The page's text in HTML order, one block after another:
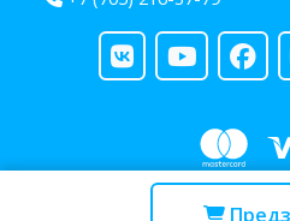
Copyright © 2013 - 2026